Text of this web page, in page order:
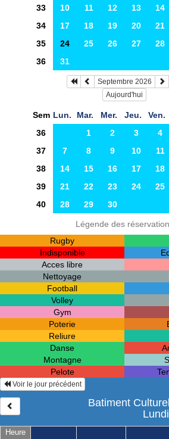
33
10 11 12 13 14
34
17 18 19 20 21
35
24 25 26 27 28
36
31
Septembre 2026
Aujourd'hui
Sem Lun. Mar. Mer. Jeu. Ven.
36
1 2 3 4
37
7 8 9 10 11
38
14 15 16 17 18
39
21 22 23 24 25
40
28 29 30
Légende des
Rugby
Indisponible
Acces libre
Nettoyage
Football
Volley
Gym
Poterie
Reliure
Danse
Montagne
Pelote
Heure
Voir le jour précédent
Batiment